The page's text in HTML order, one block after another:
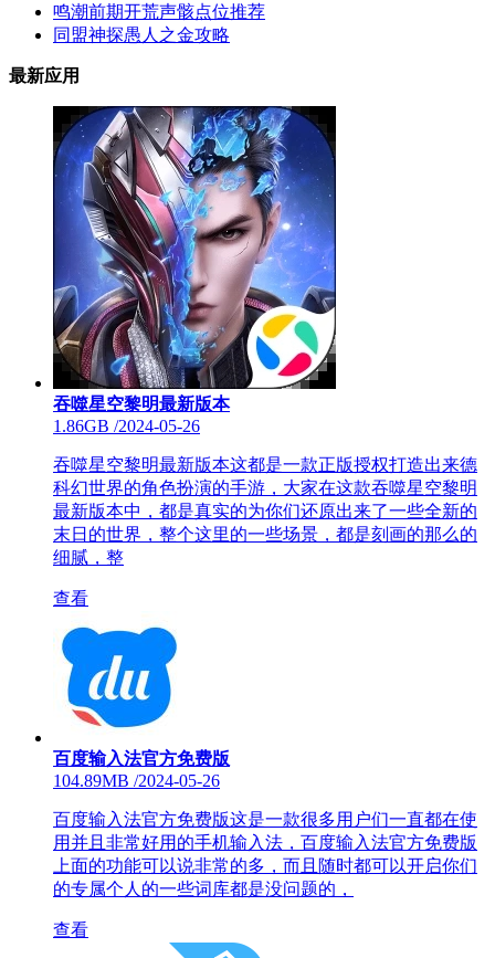
鸣潮前期开荒声骸点位推荐
同盟神探愚人之金攻略
最新应用
吞噬星空黎明最新版本
1.86GB /2024-05-26
吞噬星空黎明最新版本这都是一款正版授权打造出来德
科幻世界的角色扮演的手游，大家在这款吞噬星空黎明
最新版本中，都是真实的为你们还原出来了一些全新的
末日的世界，整个这里的一些场景，都是刻画的那么的
细腻，整
查看
百度输入法官方免费版
104.89MB /2024-05-26
百度输入法官方免费版这是一款很多用户们一直都在使
用并且非常好用的手机输入法，百度输入法官方免费版
上面的功能可以说非常的多，而且随时都可以开启你们
的专属个人的一些词库都是没问题的，
查看